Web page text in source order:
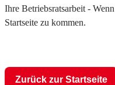
Ihre Betriebsratsarbeit -
Startseite zu kommen.
Zurück zur Startseite